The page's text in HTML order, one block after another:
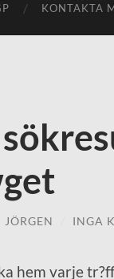
KONTAKTA
JÖRGEN INGA
hem varje